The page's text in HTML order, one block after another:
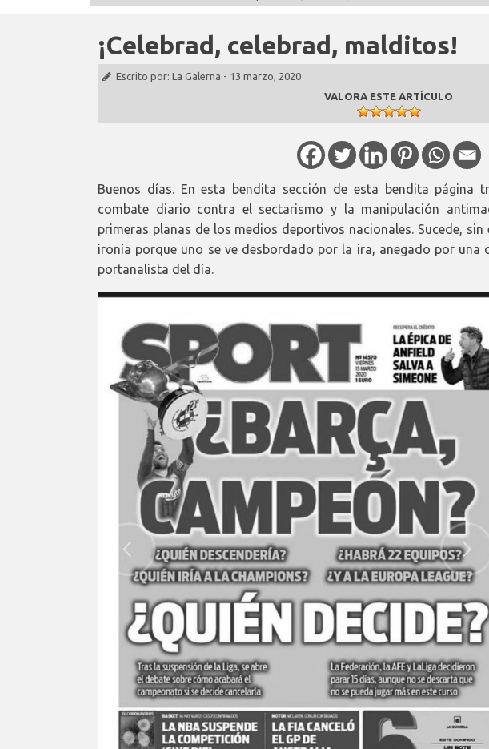
¡Celebrad, celebrad, malditos!
Escrito por: La Galerna - 13 marzo, 2020
VALORA ESTE ARTÍCULO
Buenos días. En esta bendita sección de esta bendita página
combate diario contra el sectarismo y la manipulación
primeras planas de los medios deportivos nacionales. Sucede, sin
ironía porque uno se ve desbordado por la ira, anegado por una
portanalista del día.